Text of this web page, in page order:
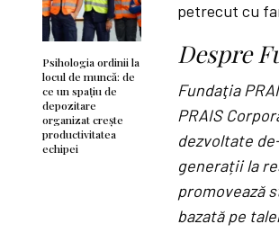
Psihologia ordinii la
locul de muncă: de
ce un spațiu de
depozitare
organizat crește
productivitatea
echipei
petrecut cu
Despre
Fundaţia
PRAIS
dezvoltate
generații la
promovează
bazată pe